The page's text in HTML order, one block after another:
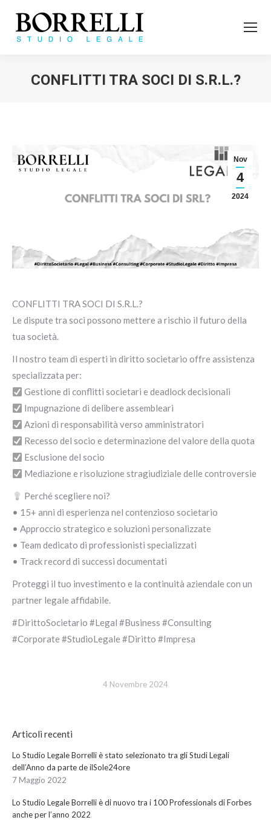
CONFLITTI TRA SOCI DI S.R.L.?
Nov
4
2024
CONFLITTI TRA SOCI DI S.R.L.?
Le dispute tra soci possono mettere a rischio il futuro della
tua società.
Il nostro team di esperti in diritto societario offre assistenza
specializzata per:
Gestione di conflitti societari e deadlock decisionali
Impugnazione di delibere assembleari
Azioni di responsabilità verso amministratori
Recesso del socio e determinazione del valore della quota
Esclusione del socio
Mediazione e risoluzione stragiudiziale delle controversie
Perché scegliere noi?
• 15+ anni di esperienza nel contenzioso societario
• Approccio strategico e soluzioni personalizzate
• Team dedicato di professionisti specializzati
• Track record di successi documentati
Proteggi il tuo investimento e la continuità aziendale con un
partner legale affidabile.
#DirittoSocietario #Legal #Business #Consulting
#Corporate #StudioLegale #Diritto #Impresa
4 Novembre 2024
Articoli recenti
Lo Studio Legale Borrelli è stato selezionato tra gli Studi Legali
dell’Anno da parte de ilSole24ore
7 Maggio 2022
Lo Studio Legale Borrelli è di nuovo tra i 100 Professionals di Forbes
anche per l’anno 2022